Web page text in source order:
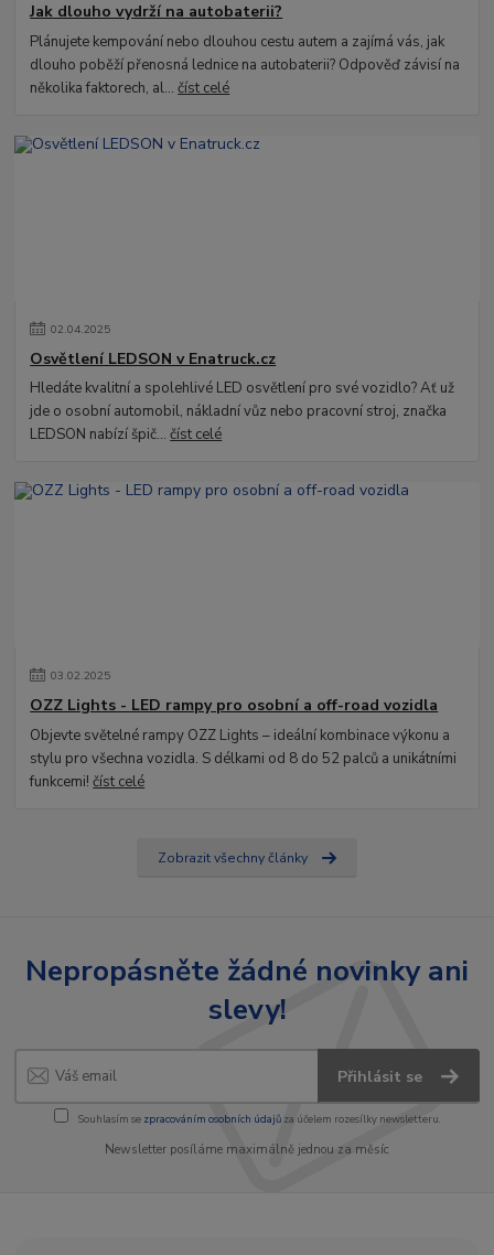
Jak dlouho vydrží na autobaterii?
Plánujete kempování nebo dlouhou cestu autem a zajímá vás, jak
dlouho poběží přenosná lednice na autobaterii? Odpověď závisí na
několika faktorech, al...číst celé
02.04.2025
Osvětlení LEDSON v Enatruck.cz
Hledáte kvalitní a spolehlivé LED osvětlení pro své vozidlo? Ať už
jde o osobní automobil, nákladní vůz nebo pracovní stroj, značka
LEDSON nabízí špič...číst celé
03.02.2025
OZZ Lights - LED rampy pro osobní a off-road vozidla
Objevte světelné rampy OZZ Lights – ideální kombinace výkonu a
stylu pro všechna vozidla. S délkami od 8 do 52 palců a unikátními
funkcemi!číst celé
Zobrazit všechny články
Nepropásněte žádné novinky ani
slevy!
Přihlásit se
Souhlasím se zpracováním osobních údajůza účelem rozesílky newsletteru.
Newsletter posíláme maximálně jednou za měsíc